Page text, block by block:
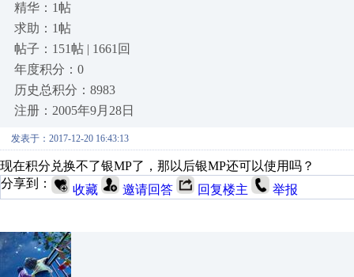
精华：1帖
求助：1帖
帖子：151帖 | 1661回
年度积分：0
历史总积分：8983
注册：2005年9月28日
发表于：2017-12-20 16:43:13
现在积分兑换不了银MP了，那以后银MP还可以使用吗？
分享到：
收藏 邀请回答 回复楼主 举报